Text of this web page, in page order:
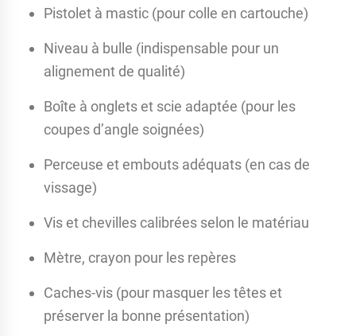
Pistolet à mastic (pour colle en cartouche)
Niveau à bulle (indispensable pour un
alignement de qualité)
Boîte à onglets et scie adaptée (pour les
coupes d’angle soignées)
Perceuse et embouts adéquats (en cas de
vissage)
Vis et chevilles calibrées selon le matériau
Mètre, crayon pour les repères
Caches-vis (pour masquer les têtes et
préserver la bonne présentation)